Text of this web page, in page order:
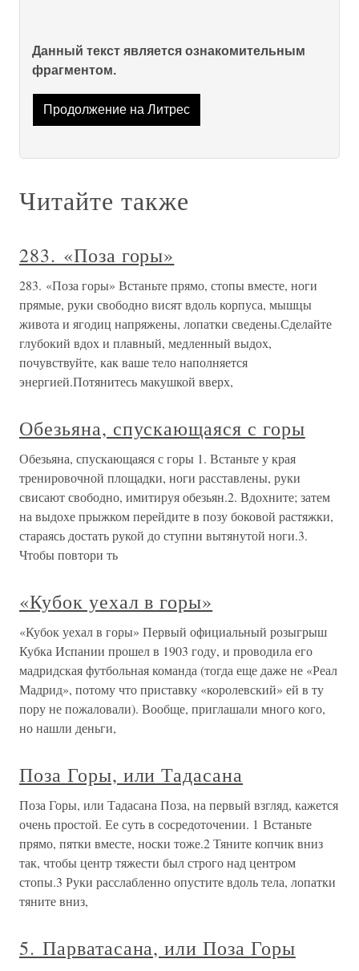
Данный текст является ознакомительным
фрагментом.
Продолжение на Литрес
Читайте также
283. «Поза горы»
283. «Поза горы» Встаньте прямо, стопы вместе, ноги
прямые, руки свободно висят вдоль корпуса, мышцы
живота и ягодиц напряжены, лопатки сведены.Сделайте
глубокий вдох и плавный, медленный выдох,
почувствуйте, как ваше тело наполняется
энергией.Потянитесь макушкой вверх,
Обезьяна, спускающаяся с горы
Обезьяна, спускающаяся с горы 1. Встаньте у края
тренировочной площадки, ноги расставлены, руки
свисают свободно, имитируя обезьян.2. Вдохните; затем
на выдохе прыжком перейдите в позу боковой растяжки,
стараясь достать рукой до ступни вытянутой ноги.3.
Чтобы повтори ть
«Кубок уехал в горы»
«Кубок уехал в горы» Первый официальный розыгрыш
Кубка Испании прошел в 1903 году, и проводила его
мадридская футбольная команда (тогда еще даже не «Реал
Мадрид», потому что приставку «королевский» ей в ту
пору не пожаловали). Вообще, приглашали много кого,
но нашли деньги,
Поза Горы, или Тадасана
Поза Горы, или Тадасана Поза, на первый взгляд, кажется
очень простой. Ее суть в сосредоточении. 1 Встаньте
прямо, пятки вместе, носки тоже.2 Тяните копчик вниз
так, чтобы центр тяжести был строго над центром
стопы.3 Руки расслабленно опустите вдоль тела, лопатки
тяните вниз,
5. Парватасана, или Поза Горы